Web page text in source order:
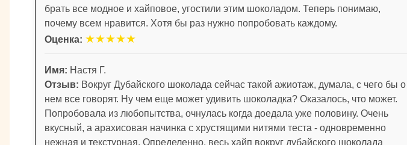
брать все модное и хайповое, угостили этим шоколадом. Теперь понимаю,
почему всем нравится. Хотя бы раз нужно попробовать каждому.
Оценка: ★★★★★
Имя: Настя Г.
Отзыв: Вокруг Дубайского шоколада сейчас такой ажиотаж, думала, с чего бы о
нем все говорят. Ну чем еще может удивить шоколадка? Оказалось, что может.
Попробовала из любопытства, очнулась когда доедала уже половину. Очень
вкусный, а арахисовая начинка с хрустящими нитями теста - одновременно
нежная и текстурная. Определенно, весь хайп вокруг дубайского шоколада